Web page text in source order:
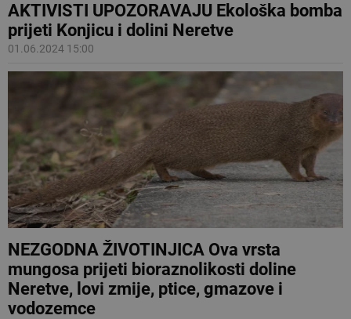
AKTIVISTI UPOZORAVAJU Ekološka bomba
prijeti Konjicu i dolini Neretve
01.06.2024 15:00
NEZGODNA ŽIVOTINJICA Ova vrsta
mungosa prijeti bioraznolikosti doline
Neretve, lovi zmije, ptice, gmazove i
vodozemce